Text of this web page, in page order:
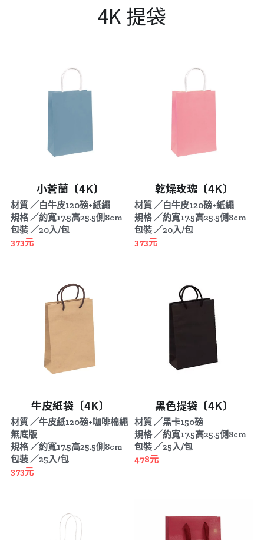
4K 提袋
小蒼蘭〔4K〕
材質 ／白牛皮120磅+紙繩
規格 ／約寬17.5高25.5側8cm
包裝 ／20入/包
373元
乾燥玫瑰〔4K〕
材質 ／白牛皮120磅+紙繩
規格 ／約寬17.5高25.5側8cm
包裝 ／20入/包
373元
牛皮紙袋〔4K〕
材質 ／牛皮紙120磅+咖啡棉繩
無底版
規格 ／約寬17.5高25.5側8cm
包裝 ／25入/包
373元
黑色提袋〔4K〕
材質 ／黑卡150磅
規格 ／約寬17.5高25.5側8cm
包裝 ／25入/包
478元